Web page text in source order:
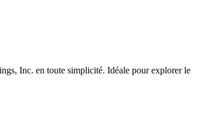
Inc. en toute simplicité. Idéale pour explorer le